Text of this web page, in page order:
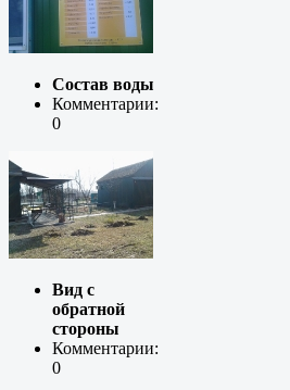
Состав воды
Комментарии:
0
Вид с
обратной
стороны
Комментарии:
0